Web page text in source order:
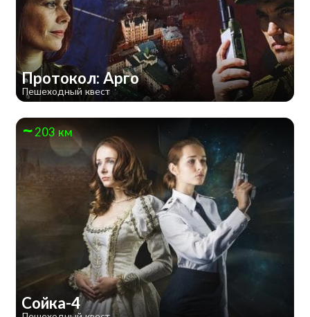
Протокол: Арго
Пешеходный квест
203 км
Сойка-4